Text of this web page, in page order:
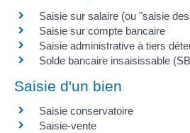
Saisie sur salaire (ou "saisie
Saisie sur compte bancaire
Saisie administrative à tiers
Solde bancaire insaisissable
Saisie d'un bien
Saisie conservatoire
Saisie-vente